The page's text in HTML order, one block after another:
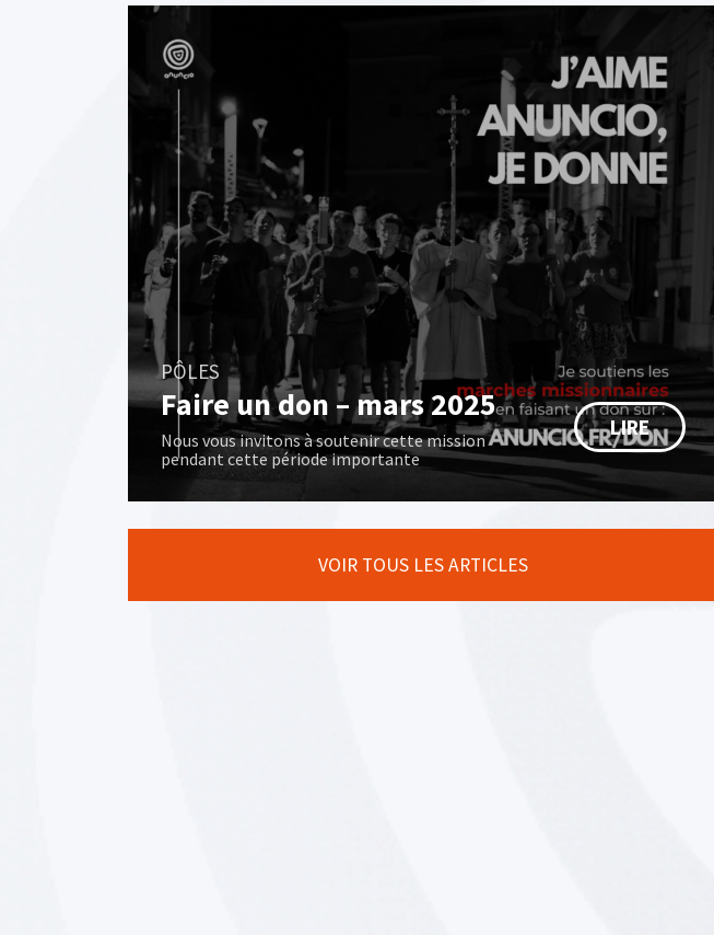
PÔLES
Faire un don – mars 2025
Nous vous invitons à soutenir cette mission
pendant cette période importante
LIRE
VOIR TOUS LES ARTICLES